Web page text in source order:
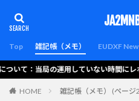
Top 雑記帳（メモ） EUDXF
て：当局の運用していない時間にレポ
HOME 雑記帳（メモ） (ページ
検